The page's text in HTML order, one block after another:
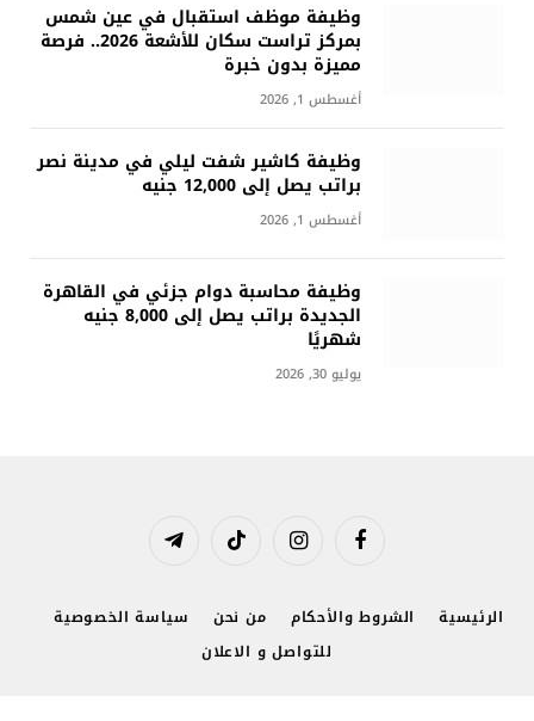
وظيفة موظف استقبال في عين شمس
بمركز تراست سكان للأشعة 2026.. فرصة
مميزة بدون خبرة
أغسطس 1, 2026
وظيفة كاشير شفت ليلي في مدينة نصر
براتب يصل إلى 12,000 جنيه
أغسطس 1, 2026
وظيفة محاسبة دوام جزئي في القاهرة
الجديدة براتب يصل إلى 8,000 جنيه
شهريًا
يوليو 30, 2026
فيسبوك الانستغرامتيكتوك تيلقرام
الرئيسية الشروط والأحكام من نحن
سياسة الخصوصية
للتواصل و الاعلان